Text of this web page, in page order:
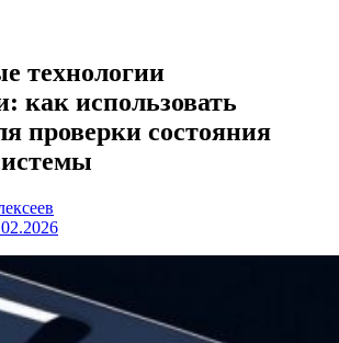
технологии
как использовать
проверки состояния